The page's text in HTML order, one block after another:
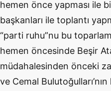
hemen önce yapması ile
başkanları ile toplantı
“parti ruhu”nu bu
hemen öncesinde Beşir
müdahalesinden önceki
ve Cemal